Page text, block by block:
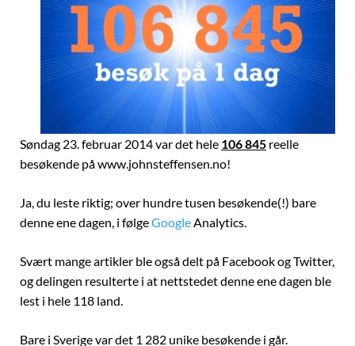
Søndag 23. februar 2014 var det hele 106 845 reelle
besøkende på www.johnsteffensen.no!
Ja, du leste riktig; over hundre tusen besøkende(!) bare
denne ene dagen, i følgeGoogle Analytics.
Svært mange artikler ble også delt på Facebook og Twitter,
og delingen resulterte i at nettstedet denne ene dagen ble
lest i hele 118 land.
Bare i Sverige var det 1 282 unike besøkende i går.